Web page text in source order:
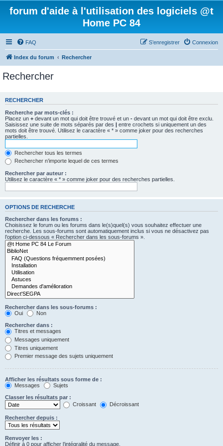
forum d'aide à l'utilisation des logiciels @t
Home PC 84
FAQ Connexion
S’enregistrer
Index du forum Rechercher
Rechercher
RECHERCHER
Recherche par mots-clés :
Placez un + devant un mot qui doit être trouvé et un - devant un mot qui doit être exclu.
Saisissez une suite de mots séparés par des | entre crochets si uniquement un des
mots doit être trouvé. Utilisez le caractère « * » comme joker pour des recherches
partielles.
Rechercher tous les termes
Rechercher n’importe lequel de ces termes
Rechercher par auteur :
Utilisez le caractère « * » comme joker pour des recherches partielles.
OPTIONS DE RECHERCHE
Rechercher dans les forums :
Choisissez le forum ou les forums dans le(s)quel(s) vous souhaitez effectuer une
recherche. Les sous-forums sont automatiquement inclus si vous ne désactivez pas
l’option ci-dessous « Rechercher dans les sous-forums ».
Rechercher dans les sous-forums :
Oui
Non
Rechercher dans :
Titres et messages
Messages uniquement
Titres uniquement
Premier message des sujets uniquement
Afficher les résultats sous forme de :
Messages
Sujets
Classer les résultats par :
Croissant
Décroissant
Rechercher depuis :
Renvoyer les :
Définir à 0 pour afficher l’intégralité du message.